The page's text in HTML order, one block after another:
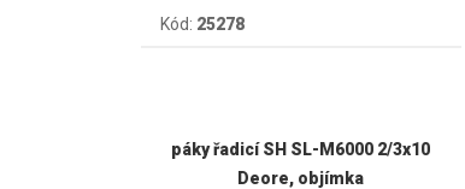
Kód: 25278
páky řadicí SH SL-M6000 2/3x10
Deore, objímka